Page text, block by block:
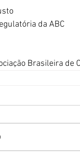
da ABC
Brasileira de